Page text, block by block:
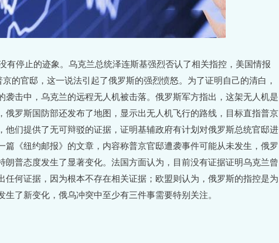
有停止的迹象。乌克兰总统泽连斯基强烈否认了相关指控，美国情报
的官邸，这一说法引起了俄罗斯的强烈愤怒。为了证明自己的清白，
击中，乌克兰的远程无人机被击落。俄罗斯军方指出，这架无人机是
罗斯国防部还发布了地图，显示出无人机飞行的路线，目标直指普京
们提供了无可辩驳的证据，证明基辅政府有计划对俄罗斯总统官邸进
《纽约邮报》的文章，内容称普京官邸遭袭事件可能从未发生，俄罗
普态度发生了显著变化。法国方面认为，目前没有证据证明乌克兰曾
何证据，因为根本不存在相关证据；欧盟则认为，俄罗斯的指控是为
了新变化，俄乌冲突中至少有三件事需要特别关注。
1.42% 沪深300 4694.44 43.13